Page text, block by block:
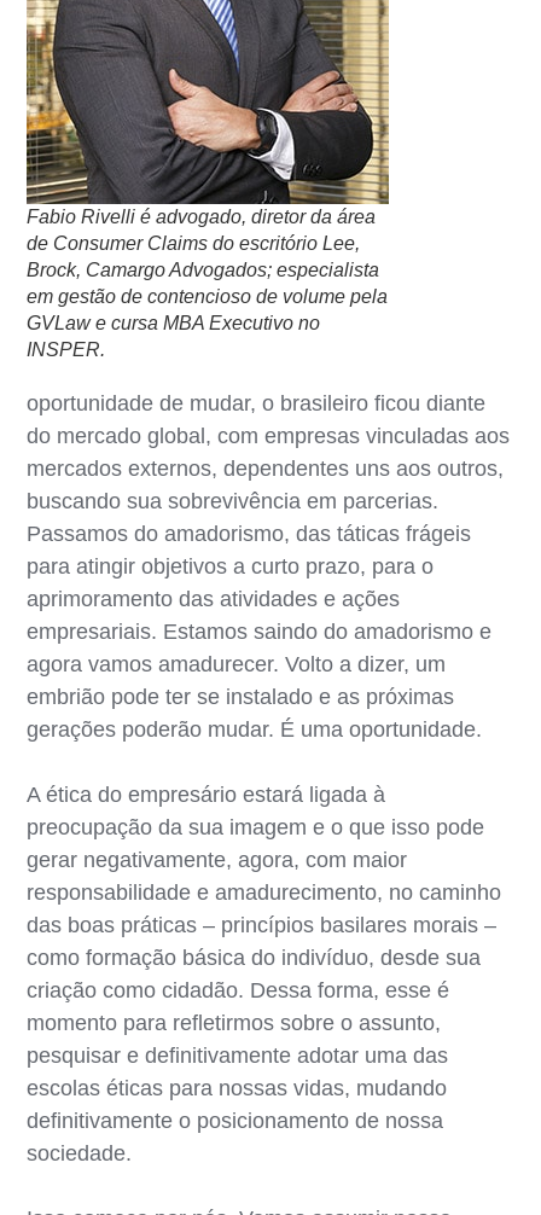
Fabio Rivelli é advogado, diretor da área
de Consumer Claims do escritório Lee,
Brock, Camargo Advogados; especialista
em gestão de contencioso de volume pela
GVLaw e cursa MBA Executivo no
INSPER.
oportunidade de mudar, o brasileiro ficou diante
do mercado global, com empresas vinculadas aos
mercados externos, dependentes uns aos outros,
buscando sua sobrevivência em parcerias.
Passamos do amadorismo, das táticas frágeis
para atingir objetivos a curto prazo, para o
aprimoramento das atividades e ações
empresariais. Estamos saindo do amadorismo e
agora vamos amadurecer. Volto a dizer, um
embrião pode ter se instalado e as próximas
gerações poderão mudar. É uma oportunidade.
A ética do empresário estará ligada à
preocupação da sua imagem e o que isso pode
gerar negativamente, agora, com maior
responsabilidade e amadurecimento, no caminho
das boas práticas – princípios basilares morais –
como formação básica do indivíduo, desde sua
criação como cidadão. Dessa forma, esse é
momento para refletirmos sobre o assunto,
pesquisar e definitivamente adotar uma das
escolas éticas para nossas vidas, mudando
definitivamente o posicionamento de nossa
sociedade.